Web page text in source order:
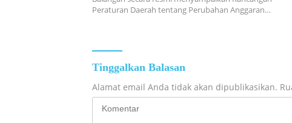
Peraturan Daerah tentang Perubahan Anggaran…
Tinggalkan Balasan
Alamat email Anda tidak akan dipublikasikan.